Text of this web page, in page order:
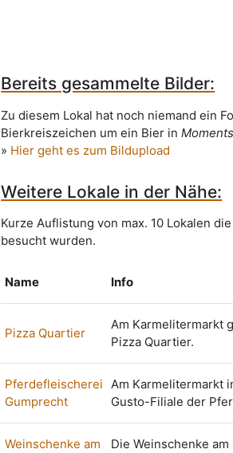
Bereits gesammelte Bilder:
Zu diesem Lokal hat noch niemand ein
Bierkreiszeichen um ein Bier in
» Hier geht es zum Bildupload
Weitere Lokale in der Nähe:
Kurze Auflistung von max. 10 Lokalen
besucht wurden.
Name Info
Pizza Quartier
Am Karmelitermarkt
Pizza Quartier.
Pferdefleischerei
Gumprecht
Am Karmelitermarkt
Gusto-Filiale der
Weinschenke am
Die Weinschenke